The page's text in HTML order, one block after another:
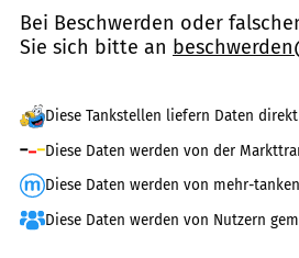
Bei Beschwerden oder
Sie sich bitte an
Diese Tankstellen liefern Daten
Diese Daten werden von der
Diese Daten werden von mehr-
Diese Daten werden von Nutzern